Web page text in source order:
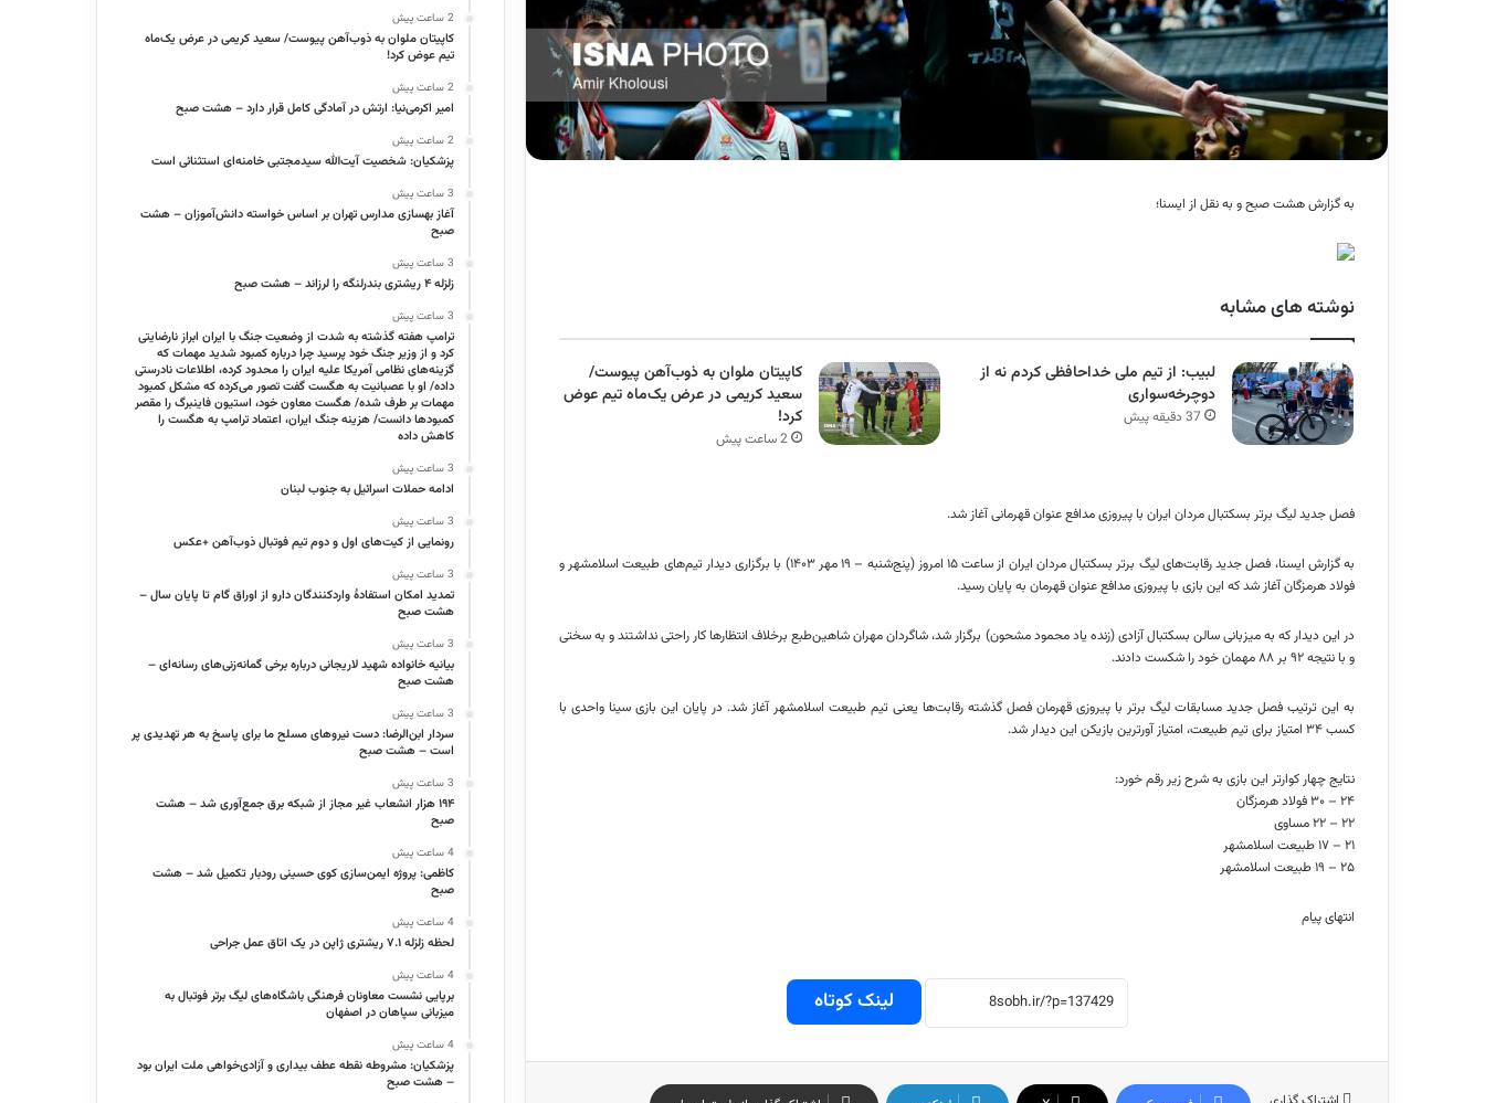
به گزارش هشت صبح و به نقل از ایسنا؛
نوشته های مشابه
لبیب: از تیم ملی خداحافظی کردم نه از
دوچرخه‌سواری
37 دقیقه پیش
کاپیتان ملوان به ذوب‌آهن پیوست/
سعید کریمی در عرض یک‌ماه تیم عوض
کرد!
2 ساعت پیش
فصل جدید لیگ برتر بسکتبال مردان ایران با پیروزی مدافع عنوان قهرمانی آغاز شد.
به گزارش ایسنا، فصل جدید رقابت‌های لیگ برتر بسکتبال مردان ایران از ساعت ۱۵ امروز (پنج‌شنبه – ۱۹ مهر ۱۴۰۳) با برگزاری دیدار تیم‌های طبیعت اسلامشهر و
فولاد هرمزگان آغاز شد که این بازی با پیروزی مدافع عنوان قهرمان به پایان رسید.
در این دیدار که به میزبانی سالن بسکتبال آزادی (زنده یاد محمود مشحون) برگزار شد، شاگردان مهران شاهین‌طبع برخلاف انتظارها کار راحتی نداشتند و به سختی
و با نتیجه ۹۲ بر ۸۸ مهمان خود را شکست دادند.
به این ترتیب فصل جدید مسابقات لیگ برتر با پیروزی قهرمان فصل گذشته رقابت‌ها یعنی تیم طبیعت اسلامشهر آغاز شد. در پایان این بازی سینا واحدی با
کسب ۳۴ امتیاز برای تیم طبیعت، امتیاز آورترین بازیکن این دیدار شد.
نتایج چهار کوارتر این بازی به شرح زیر رقم خورد:
۲۴ – ۳۰ فولاد هرمزگان
۲۲ – ۲۲ مساوی
۲۱ – ۱۷ طبیعت اسلامشهر
۲۵ – ۱۹ طبیعت اسلامشهر
انتهای پیام
لینک کوتاه
2 ساعت پیش
کاپیتان ملوان به ذوب‌آهن پیوست/ سعید کریمی در عرض یک‌ماه
تیم عوض کرد!
2 ساعت پیش
امیر اکرمی‌نیا: ارتش در آمادگی کامل قرار دارد – هشت صبح
2 ساعت پیش
پزشکیان: شخصیت آیت‌الله سیدمجتبی خامنه‌ای استثنائی است
3 ساعت پیش
آغاز بهسازی مدارس تهران بر اساس خواسته دانش‌آموزان – هشت
صبح
3 ساعت پیش
زلزله ۴ ریشتری بندرلنگه را لرزاند – هشت صبح
3 ساعت پیش
ترامپ هفته گذشته به شدت از وضعیت جنگ با ایران ابراز نارضایتی
کرد و از وزیر جنگ خود پرسید چرا درباره کمبود شدید مهمات که
گزینه‌های نظامی آمریکا علیه ایران را محدود کرده، اطلاعات نادرستی
داده/ او با عصبانیت به هگست گفت تصور می‌کرده که مشکل کمبود
مهمات بر طرف شده/ هگست معاون خود، استیون فاینبرگ را مقصر
کمبود‌ها دانست/ هزینه جنگ ایران، اعتماد ترامپ به هگست را
کاهش داده
3 ساعت پیش
ادامه حملات اسرائیل به جنوب لبنان
3 ساعت پیش
رونمایی از کیت‌های اول و دوم تیم فوتبال ذوب‌آهن +عکس
3 ساعت پیش
تمدید امکان استفادۀ واردکنندگان دارو از اوراق گام تا پایان سال –
هشت صبح
3 ساعت پیش
بیانیه خانواده شهید لاریجانی درباره برخی گمانه‌زنی‌های رسانه‌ای –
هشت صبح
3 ساعت پیش
سردار ابن‌الرضا: دست نیروهای مسلح ما برای پاسخ به هر تهدیدی پر
است – هشت صبح
3 ساعت پیش
۱۹۴ هزار انشعاب غیر مجاز از شبکه برق جمع‌آوری شد – هشت
صبح
4 ساعت پیش
کاظمی: پروژه ایمن‌سازی کوی حسینی رودبار تکمیل شد – هشت
صبح
4 ساعت پیش
لحظه زلزله ۷.۱ ریشتری ژاپن در یک اتاق عمل جراحی
4 ساعت پیش
برپایی نشست معاونان فرهنگی باشگاه‌های لیگ برتر فوتبال به
میزبانی سپاهان در اصفهان
4 ساعت پیش
پزشکیان: مشروطه نقطه عطف بیداری و آزادی‌خواهی ملت ایران بود
– هشت صبح